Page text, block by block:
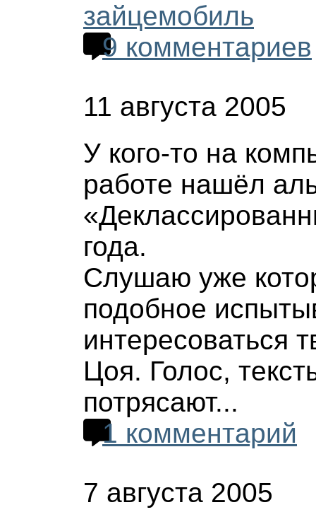
зайцемобиль
9 комментариев
11 августа 2005
У кого-то на
работе нашёл
года.
Слушаю уже
подобное
интересоваться
Цоя. Голос,
потрясают...
1 комментарий
7 августа 2005